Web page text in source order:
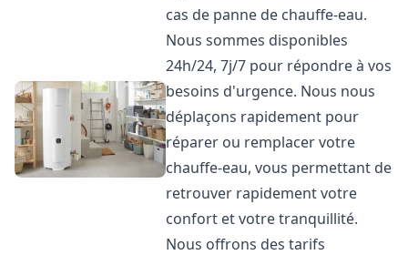
cas de panne de chauffe-eau.
Nous sommes disponibles
24h/24, 7j/7 pour répondre à vos
besoins d'urgence. Nous nous
déplaçons rapidement pour
réparer ou remplacer votre
chauffe-eau, vous permettant de
retrouver rapidement votre
confort et votre tranquillité.
Nous offrons des tarifs